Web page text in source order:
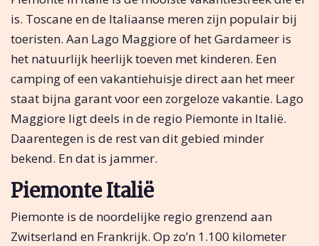
is. Toscane en de Italiaanse meren zijn populair bij
toeristen. Aan Lago Maggiore of het Gardameer is
het natuurlijk heerlijk toeven met kinderen. Een
camping of een vakantiehuisje direct aan het meer
staat bijna garant voor een zorgeloze vakantie. Lago
Maggiore ligt deels in de regio Piemonte in Italië.
Daarentegen is de rest van dit gebied minder
bekend. En dat is jammer.
Piemonte Italië
Piemonte is de noordelijke regio grenzend aan
Zwitserland en Frankrijk. Op zo’n 1.100 kilometer